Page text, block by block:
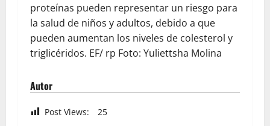
proteínas pueden representar un riesgo para
la salud de niños y adultos, debido a que
pueden aumentan los niveles de colesterol y
triglicéridos. EF/ rp Foto: Yuliettsha Molina
Autor
Post Views: 25